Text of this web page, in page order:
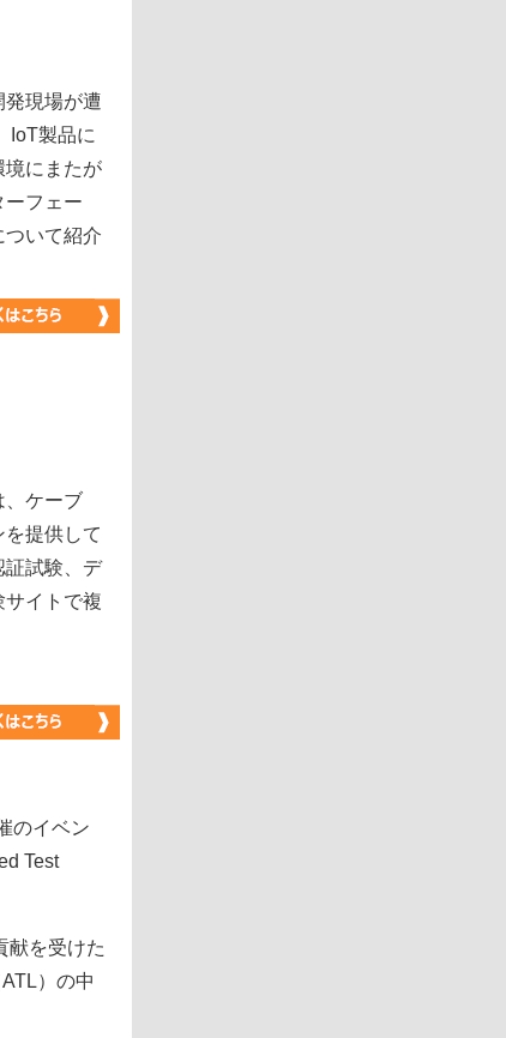
発現場が遭
IoT製品に
境にまたが
ーフェー
ついて紹介
、ケーブ
提供して
証試験、デ
イトで複
のイベン
Test
献を受けた
）の中